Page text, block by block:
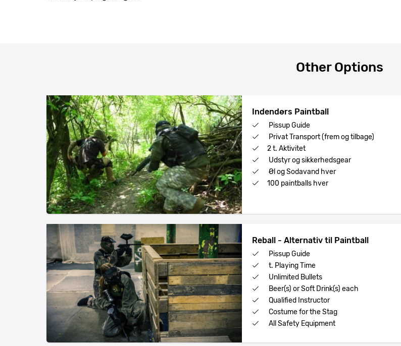
Other Options
Indendørs Paintball
Pissup Guide
Privat Transport (frem og tilbage)
2 t. Aktivitet
Udstyr og sikkerhedsgear
Øl og Sodavand hver
100 paintballs hver
Reball - Alternativ til Paintball
Pissup Guide
t. Playing Time
Unlimited Bullets
Beer(s) or Soft Drink(s) each
Qualified Instructor
Costume for the Stag
All Safety Equipment